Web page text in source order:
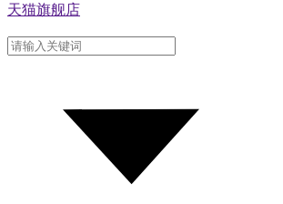
天猫旗舰店